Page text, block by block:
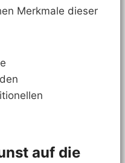
Merkmale dieser
auf die